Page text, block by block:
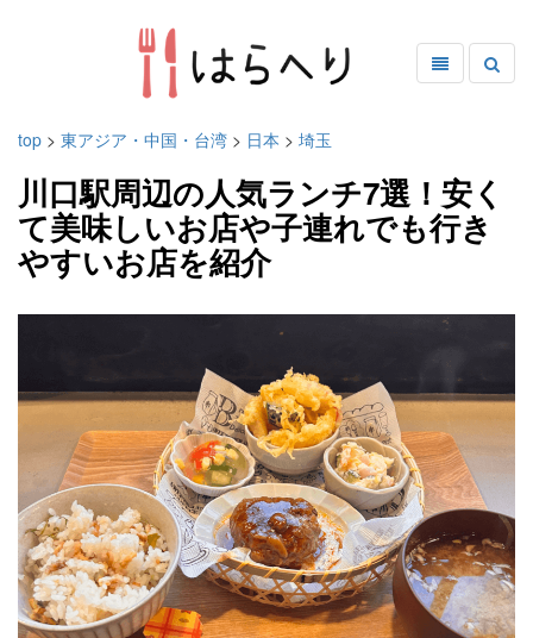
top > 東アジア・中国・台湾 > 日本 > 埼玉
川口駅周辺の人気ランチ7選！安く
て美味しいお店や子連れでも行き
やすいお店を紹介